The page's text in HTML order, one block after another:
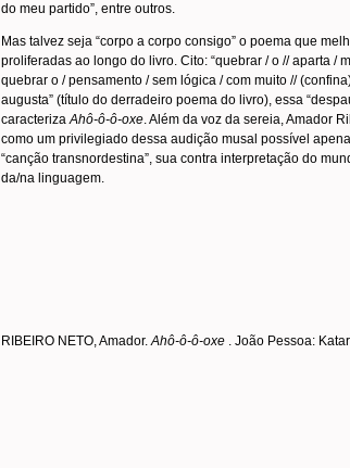
do meu partido”, entre outros.
Mas talvez seja “corpo a corpo consigo” o poema que
proliferadas ao longo do livro. Cito: “quebrar / o // aparta /
quebrar o / pensamento / sem lógica / com muito //
augusta” (título do derradeiro poema do livro), essa
caracterizaAhô-ô-ô-oxe. Além da voz da sereia, Amador
como um privilegiado dessa audição musal possível
“canção transnordestina”, sua contra interpretação do
da/na linguagem.
RIBEIRO NETO, Amador.Ahô-ô-ô-oxe . João Pessoa: